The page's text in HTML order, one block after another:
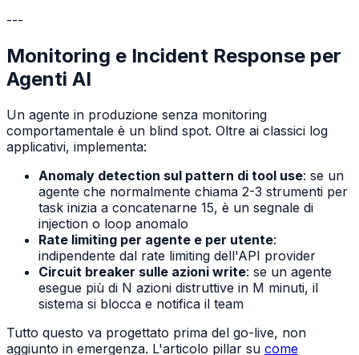
---
Monitoring e Incident Response per
Agenti AI
Un agente in produzione senza monitoring
comportamentale è un blind spot. Oltre ai classici log
applicativi, implementa:
Anomaly detection sul pattern di tool use: se un
agente che normalmente chiama 2-3 strumenti per
task inizia a concatenarne 15, è un segnale di
injection o loop anomalo
Rate limiting per agente e per utente:
indipendente dal rate limiting dell'API provider
Circuit breaker sulle azioni write: se un agente
esegue più di N azioni distruttive in M minuti, il
sistema si blocca e notifica il team
Tutto questo va progettato prima del go-live, non
aggiunto in emergenza. L'articolo pillar su come